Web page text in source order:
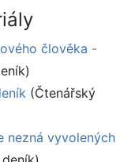
člověka -
(Čtenářský
nezná vyvolených